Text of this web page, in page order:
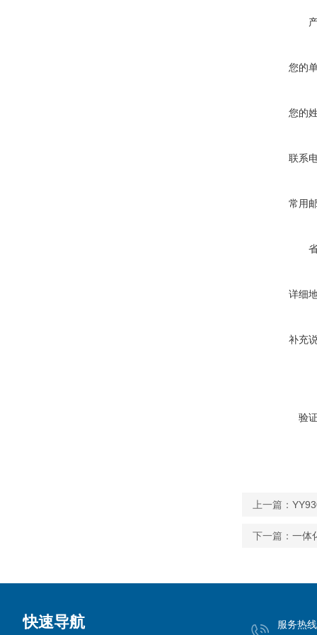
您的
您的
联系
常用
详细
补充
验
上一篇：
下一篇： 一体
快速导航 服务热线